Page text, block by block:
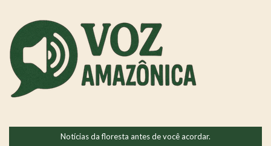
Notícias da floresta antes de você acordar.